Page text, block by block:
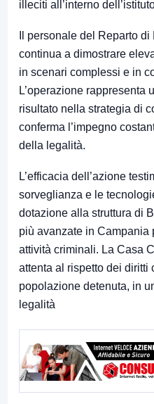
illeciti all’interno
Il personale del Reparto
continua a dimostrare
in scenari complessi e in
L’operazione rappresenta
risultato nella strategia di
conferma l’impegno
della legalità.
L’efficacia dell’azione
sorveglianza e le
dotazione alla struttura di
più avanzate in Campania
attività criminali. La Casa
attenta al rispetto dei diritti
popolazione detenuta, in
legalità